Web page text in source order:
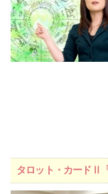
タロット・カードⅡ